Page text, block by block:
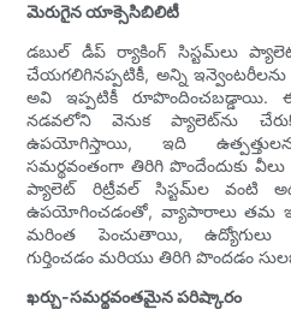
మెరుగైన యాక్సెసిబిలిటీ
డబుల్ డీప్ ర్యాకింగ్ సిస్టమ్‌లు
చేయగలిగినప్పటికీ, అన్ని
అవి ఇప్పటికీ రూపొందించబడ్డాయి.
నడవలోని వెనుక ప్యాలెట్‌ను
ఉపయోగిస్తాయి, ఇది
సమర్థవంతంగా తిరిగి పొందేందుకు
ప్యాలెట్ రిట్రీవల్ సిస్టమ్‌ల వంటి
ఉపయోగించడంతో, వ్యాపారాలు తమ
మరింత పెంచుతాయి, ఉద్యోగులు
గుర్తించడం మరియు తిరిగి పొందడం
ఖర్చు-సమర్థవంతమైన పరిష్కారం